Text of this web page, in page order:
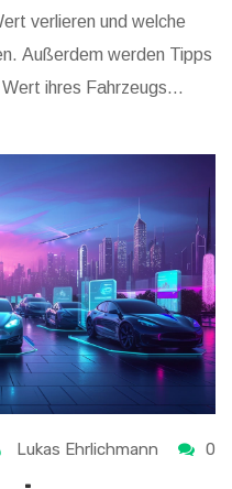
verlieren und welche
Außerdem werden Tipps
ihres Fahrzeugs
Studien bietet der
das Thema
Lukas Ehrlichmann 0